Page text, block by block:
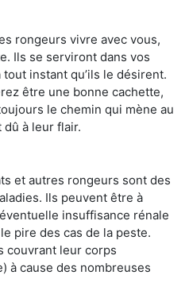
rongeurs vivre avec vous,
Ils se serviront dans vos
instant qu’ils le désirent.
être une bonne cachette,
le chemin qui mène au
dû à leur flair.
et autres rongeurs sont des
Ils peuvent être à
insuffisance rénale
pire des cas de la peste.
couvrant leur corps
à cause des nombreuses